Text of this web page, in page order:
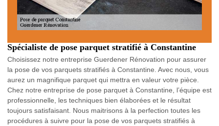
Spécialiste de pose parquet stratifié à Constantine
Choisissez notre entreprise Guerdener Rénovation pour assurer
la pose de vos parquets stratifiés à Constantine. Avec nous, vous
aurez un magnifique parquet qui mettra en valeur votre pièce.
Chez notre entreprise de pose parquet à Constantine, l’équipe est
professionnelle, les techniques bien élaborées et le résultat
toujours satisfaisant. Nous maitrisons à la perfection toutes les
procédures à suivre pour la pose de vos parquets stratifiés à